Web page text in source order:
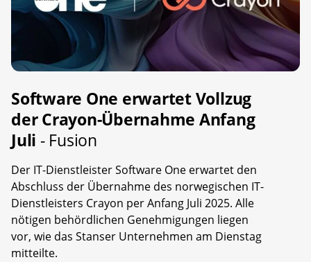
Software One erwartet Vollzug
der Crayon-Übernahme Anfang
Juli - Fusion
Der IT-Dienstleister Software One erwartet den
Abschluss der Übernahme des norwegischen IT-
Dienstleisters Crayon per Anfang Juli 2025. Alle
nötigen behördlichen Genehmigungen liegen
vor, wie das Stanser Unternehmen am Dienstag
mitteilte.